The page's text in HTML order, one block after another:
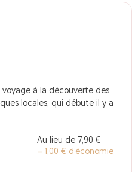
voyage à la découverte des
locales, qui débute il y a
Au lieu de 7,90 €
= 1,00 € d’économie